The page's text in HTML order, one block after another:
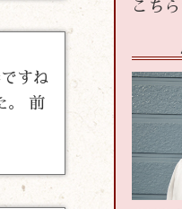
すね
。 前